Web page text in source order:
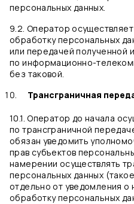
персональных данных.
9.2. Оператор
обработку персональных
или передачей полученной
по информационно-
без таковой.
Трансграничная
10.1. Оператор до начала
по трансграничной
обязан уведомить
прав субъектов
намерении осуществлять
персональных данных
отдельно от уведомления о
обработку персональных